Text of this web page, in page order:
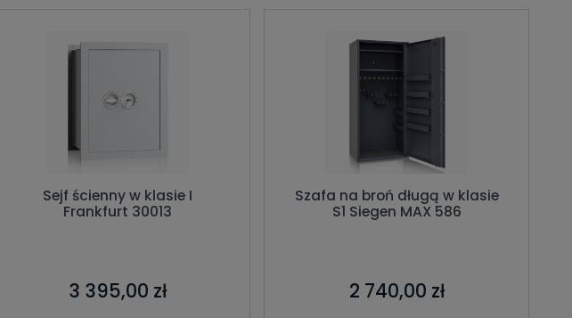
Sejf ścienny w klasie I
Frankfurt 30013
3 395,00 zł
Szafa na broń długą w klasie
S1 Siegen MAX 586
2 740,00 zł